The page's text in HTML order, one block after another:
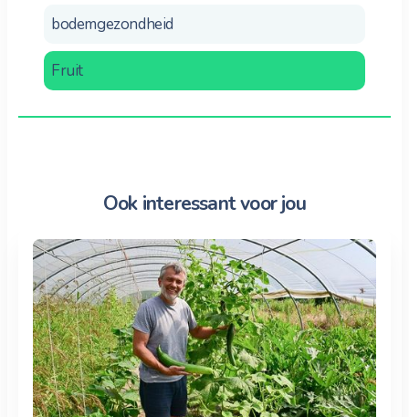
bodemgezondheid
Fruit
Ook interessant voor jou